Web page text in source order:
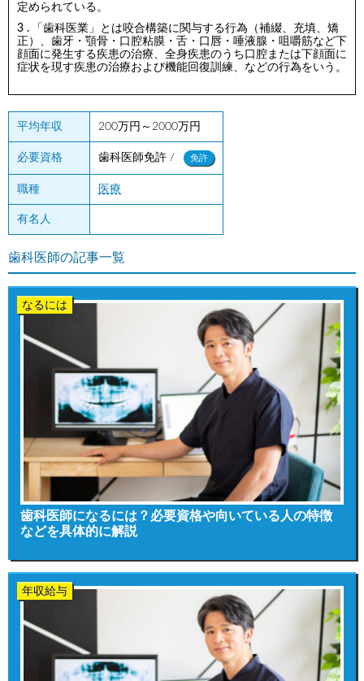
定められている。
「歯科医業」とは咬合構築に関与する行為（補綴、充填、矯
正）、歯牙・顎骨・口腔粘膜・舌・口唇・唾液腺・咀嚼筋など下
顔面に発生する疾患の治療、全身疾患のうち口腔または下顔面に
症状を現す疾患の治療および機能回復訓練、などの行為をいう。
平均年収 200万円～2000万円
必要資格 歯科医師免許 / 免許
職種 医療
有名人
歯科医師の記事一覧
なるには
歯科医師になるには？必要資格や向いている人の特徴
などを具体的に解説
年収給与